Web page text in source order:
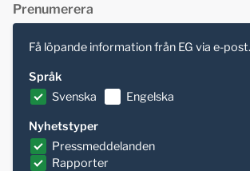
Prenumerera
Få löpande information från EG via e-post.
Språk
Svenska
Engelska
Nyhetstyper
Pressmeddelanden
Rapporter